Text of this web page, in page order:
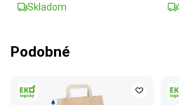
Skladom
Podobné